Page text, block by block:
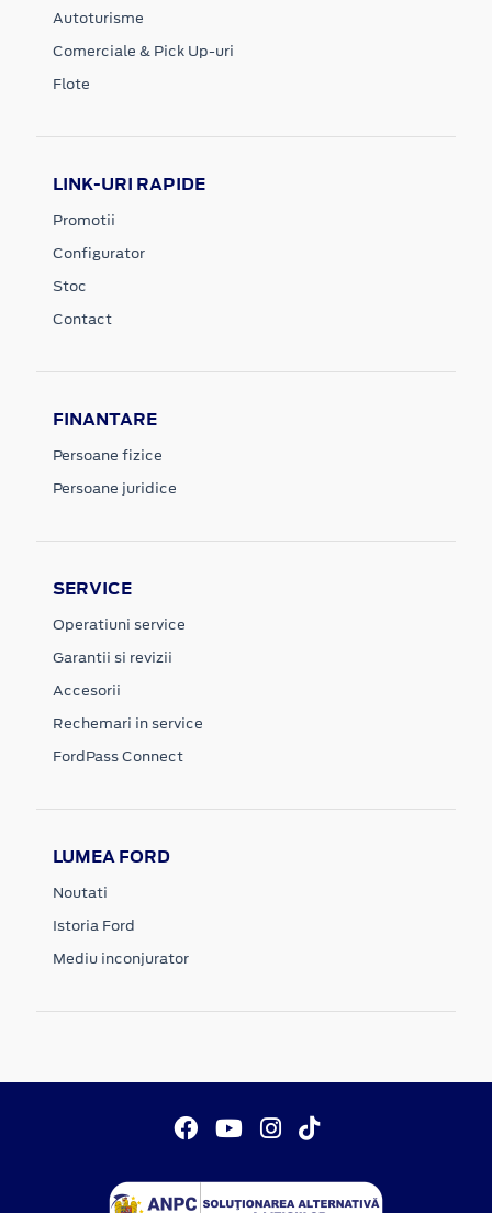
Autoturisme
Comerciale & Pick Up-uri
Flote
LINK-URI RAPIDE
Promotii
Configurator
Stoc
Contact
FINANTARE
Persoane fizice
Persoane juridice
SERVICE
Operatiuni service
Garantii si revizii
Accesorii
Rechemari in service
FordPass Connect
LUMEA FORD
Noutati
Istoria Ford
Mediu inconjurator